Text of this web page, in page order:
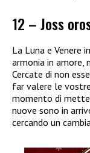
12 – Joss
La Luna e Venere
armonia in amore,
Cercate di non
far valere le
momento di
nuove sono in
cercando un